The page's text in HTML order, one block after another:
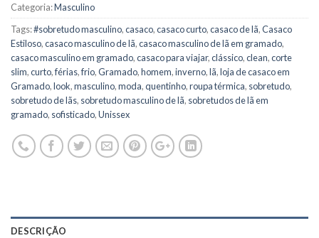
Categoria:Masculino
Tags:#sobretudo masculino,casaco,casaco curto,casaco de lã,Casaco
Estiloso,casaco masculino de lã,casaco masculino de lã em gramado,
casaco masculino em gramado,casaco para viajar,clássico,clean,corte
slim,curto,férias,frio,Gramado,homem,inverno,lã,loja de casaco em
Gramado,look,masculino,moda,quentinho,roupa térmica, sobretudo,
sobretudo de lãs, sobretudo masculino de lã, sobretudos de lã em
gramado, sofisticado,Unissex
DESCRIÇÃO